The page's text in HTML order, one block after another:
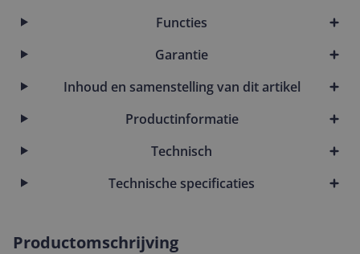
Functies
Garantie
Inhoud en samenstelling van dit artikel
Productinformatie
Technisch
Technische specificaties
Productomschrijving